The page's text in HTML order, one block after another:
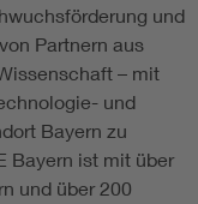
und
Partnern aus
– mit
und
Bayern zu
Bayern ist mit über
und über 200